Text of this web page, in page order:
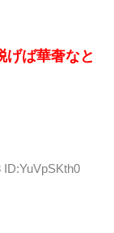
げば華奢なと
ID:YuVpSKth0